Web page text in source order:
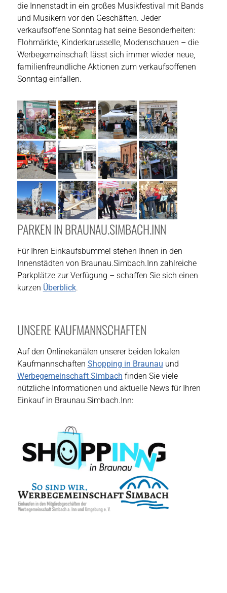
die Innenstadt in ein großes Musikfestival mit Bands
und Musikern vor den Geschäften. Jeder
verkaufsoffene Sonntag hat seine Besonderheiten:
Flohmärkte, Kinderkarusselle, Modenschauen – die
Werbegemeinschaft lässt sich immer wieder neue,
familienfreundliche Aktionen zum verkaufsoffenen
Sonntag einfallen.
PARKEN IN BRAUNAU.SIMBACH.INN
Für Ihren Einkaufsbummel stehen Ihnen in den
Innenstädten von Braunau.Simbach.Inn zahlreiche
Parkplätze zur Verfügung – schaffen Sie sich einen
kurzen Überblick.
UNSERE KAUFMANNSCHAFTEN
Auf den Onlinekanälen unserer beiden lokalen
Kaufmannschaften Shopping in Braunau und
Werbegemeinschaft Simbach finden Sie viele
nützliche Informationen und aktuelle News für Ihren
Einkauf in Braunau.Simbach.Inn: